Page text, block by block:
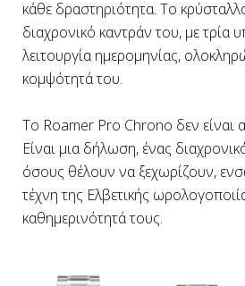
κάθε δραστηριότητα. Το
διαχρονικό καντράν του, με τρία
λειτουργία ημερομηνίας,
κομψότητά του.
Το Roamer Pro Chrono δεν είναι
Είναι μια δήλωση, ένας
όσους θέλουν να ξεχωρίζουν,
τέχνη της Ελβετικής
καθημερινότητά τους.